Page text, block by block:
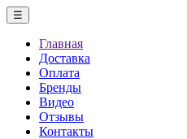
☰
Главная
Доставка
Оплата
Бренды
Видео
Отзывы
Контакты